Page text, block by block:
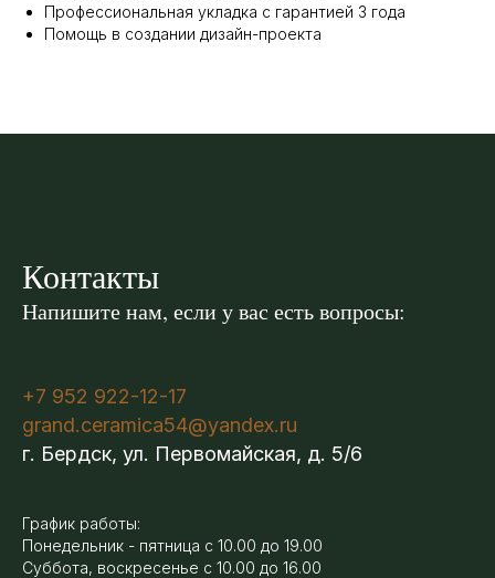
Профессиональная укладка с гарантией 3 года
Помощь в создании дизайн-проекта
Контакты
Напишите нам, если у вас есть вопросы:
+7 952 922-12-17
grand.ceramica54@yandex.ru
г. Бердск, ул. Первомайская, д. 5/6
График работы:
Понедельник - пятница с 10.00 до 19.00
Суббота, воскресенье с 10.00 до 16.00